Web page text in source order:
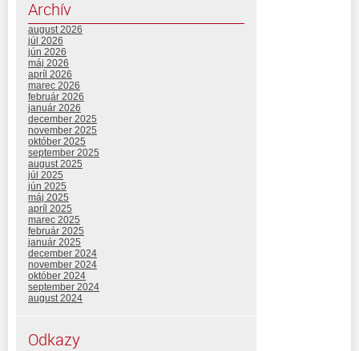
Archív
august 2026
júl 2026
jún 2026
máj 2026
apríl 2026
marec 2026
február 2026
január 2026
december 2025
november 2025
október 2025
september 2025
august 2025
júl 2025
jún 2025
máj 2025
apríl 2025
marec 2025
február 2025
január 2025
december 2024
november 2024
október 2024
september 2024
august 2024
Odkazy